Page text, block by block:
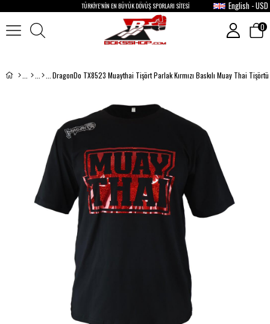
TÜRKİYE’NİN EN BÜYÜK DÖVÜŞ SPORLARI SİTESİ English - USD
0
DragonDo TX8523 Muaythai Tişört Parlak Kırmızı Baskılı Muay Thai Tişörtü